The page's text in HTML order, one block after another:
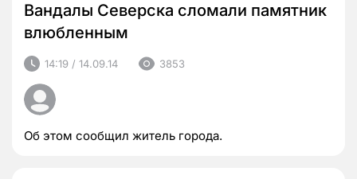
Вандалы Северска сломали памятник
влюбленным
14:19 / 14.09.14 3853
Об этом сообщил житель города.